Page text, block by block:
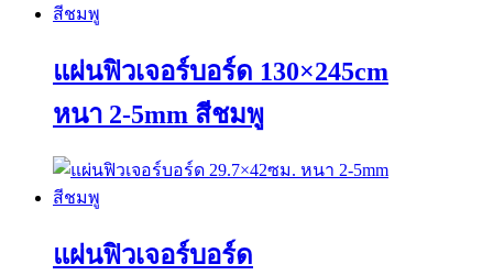
แผ่นฟิวเจอร์บอร์ด 130×245cm
หนา 2-5mm สีชมพู
This
product
has
variants.
The
แผ่นฟิวเจอร์บอร์ด